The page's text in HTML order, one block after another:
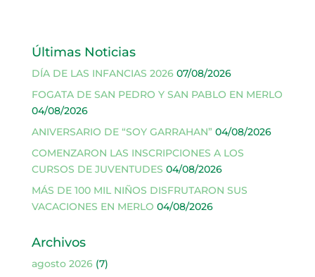
Últimas Noticias
DÍA DE LAS INFANCIAS 2026 07/08/2026
FOGATA DE SAN PEDRO Y SAN PABLO EN MERLO
04/08/2026
ANIVERSARIO DE “SOY GARRAHAN” 04/08/2026
COMENZARON LAS INSCRIPCIONES A LOS
CURSOS DE JUVENTUDES 04/08/2026
MÁS DE 100 MIL NIÑOS DISFRUTARON SUS
VACACIONES EN MERLO 04/08/2026
Archivos
agosto 2026(7)